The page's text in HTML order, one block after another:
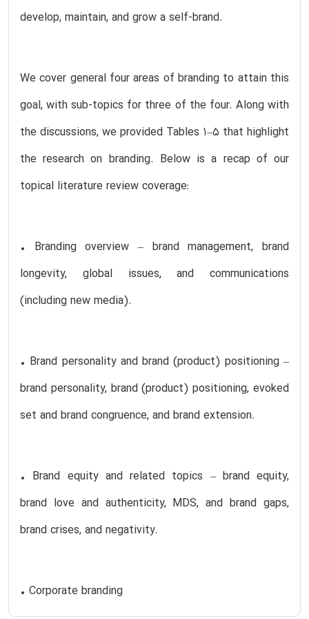
develop, maintain, and grow a self-brand.
We cover general four areas of branding to attain this
goal, with sub-topics for three of the four. Along with
the discussions, we provided Tables 1–5 that highlight
the research on branding. Below is a recap of our
topical literature review coverage:
• Branding overview – brand management, brand
longevity, global issues, and communications
(including new media).
• Brand personality and brand (product) positioning –
brand personality, brand (product) positioning, evoked
set and brand congruence, and brand extension.
• Brand equity and related topics – brand equity,
brand love and authenticity, MDS, and brand gaps,
brand crises, and negativity.
• Corporate branding